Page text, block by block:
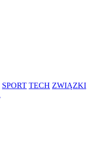
SPORT TECH ZWIĄZKI